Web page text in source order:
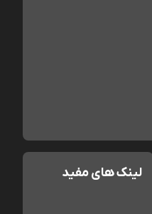
لینک های مفید